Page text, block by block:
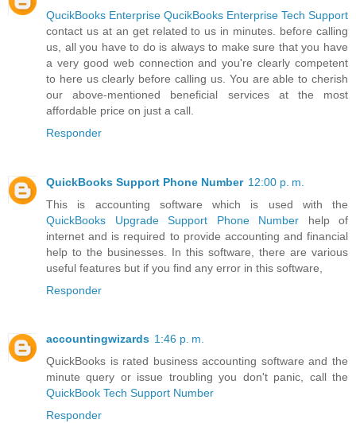
QucikBooks Enterprise QucikBooks Enterprise Tech Support
contact us at an get related to us in minutes. before calling
us, all you have to do is always to make sure that you have
a very good web connection and you're clearly competent
to here us clearly before calling us. You are able to cherish
our above-mentioned beneficial services at the most
affordable price on just a call.
Responder
QuickBooks Support Phone Number 12:00 p. m.
This is accounting software which is used with the
QuickBooks Upgrade Support Phone Number help of
internet and is required to provide accounting and financial
help to the businesses. In this software, there are various
useful features but if you find any error in this software,
Responder
accountingwizards 1:46 p. m.
QuickBooks is rated business accounting software and the
minute query or issue troubling you don't panic, call the
QuickBook Tech Support Number
Responder